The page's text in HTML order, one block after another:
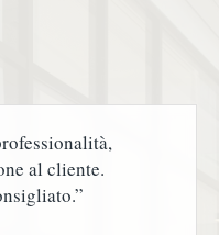
al cliente.